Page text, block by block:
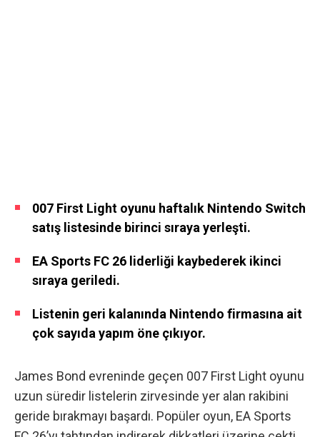
007 First Light oyunu haftalık Nintendo Switch
satış listesinde birinci sıraya yerleşti.
EA Sports FC 26 liderliği kaybederek ikinci
sıraya geriledi.
Listenin geri kalanında Nintendo firmasına ait
çok sayıda yapım öne çıkıyor.
James Bond evreninde geçen 007 First Light oyunu
uzun süredir listelerin zirvesinde yer alan rakibini
geride bırakmayı başardı. Popüler oyun, EA Sports